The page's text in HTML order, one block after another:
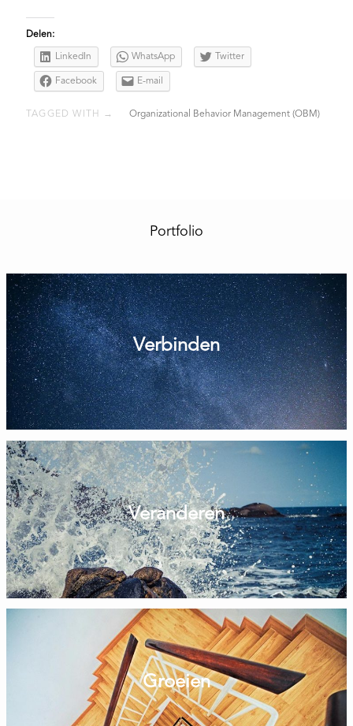
Delen:
LinkedIn WhatsApp Twitter
Facebook E-mail
TAGGED WITH → Organizational Behavior Management (OBM)
Portfolio
Verbinden
Veranderen
Groeien